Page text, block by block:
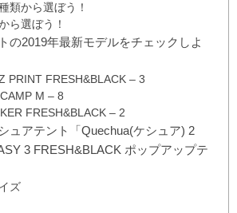
類から選ぼう！
ら選ぼう！
の2019年最新モデルをチェックしよ
PRINT FRESH&BLACK – 3
CAMP M – 8
FRESH&BLACK – 2
ュアテント「Quechua(ケシュア) 2
3 FRESH&BLACK ポップアップテ
ズ